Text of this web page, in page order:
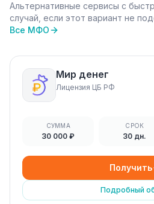
Альтернативные сервисы с
случай, если этот вариант не
Все МФО
Мир денег
Лицензия ЦБ РФ
СУММА
30 000 ₽
СРОК
30 дн.
Получить
Подробный